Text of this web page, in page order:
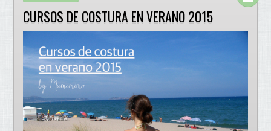
CURSOS DE COSTURA EN VERANO 2015